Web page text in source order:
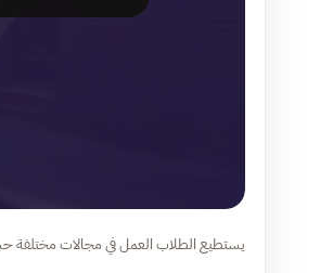
يستطيع الطلاب العمل في مجالات مختلفة